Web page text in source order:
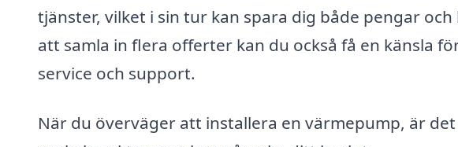
tjänster, vilket i sin tur kan spara dig både pengar
att samla in flera offerter kan du också få en känsla
service och support.
När du överväger att installera en värmepump, är